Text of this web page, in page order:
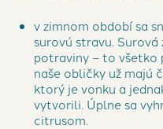
v zimnom období sa
surovú stravu.
potraviny – to všetko
naše obličky už majú
ktorý je vonku a
vytvorili. Úplne sa
citrusom.